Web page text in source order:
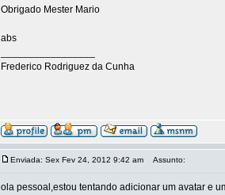
Obrigado Mester Mario
abs
Frederico Rodriguez da Cunha
Enviada: Sex Fev 24, 2012 9:42 am Assunto:
ola pessoal,estou tentando adicionar um avatar e